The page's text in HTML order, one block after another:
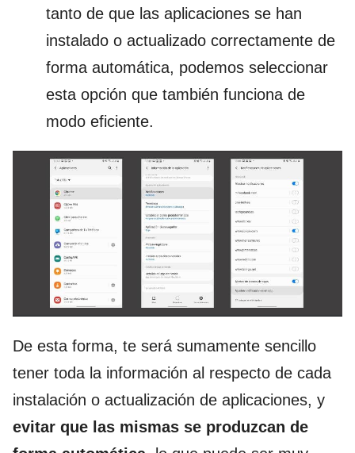
tanto de que las aplicaciones se han
instalado o actualizado correctamente de
forma automática, podemos seleccionar
esta opción que también funciona de
modo eficiente.
De esta forma, te será sumamente sencillo
tener toda la información al respecto de cada
instalación o actualización de aplicaciones, y
evitar que las mismas se produzcan de